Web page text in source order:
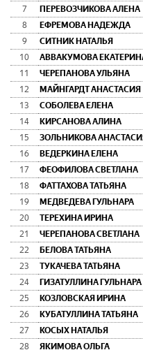
7
ПЕРЕВОЗЧИКОВА АЛЕНА
8
ЕФРЕМОВА НАДЕЖДА
9
СИТНИК НАТАЛЬЯ
10
АВВАКУМОВА
11
ЧЕРЕПАНОВА УЛЬЯНА
12
МАЙНГАРДТ АНАСТАСИЯ
13
СОБОЛЕВА ЕЛЕНА
14
КИРСАНОВА АЛИНА
15
ЗОЛЬНИКОВА
16
ВЕДЕРКИНА ЕЛЕНА
17
ФЕОФИЛОВА СВЕТЛАНА
18
ФАТТАХОВА ТАТЬЯНА
19
МЕДВЕДЕВА ГУЛЬНАРА
20
ТЕРЕХИНА ИРИНА
21
ЧЕРЕПАНОВА СВЕТЛАНА
22
БЕЛОВА ТАТЬЯНА
23
ТУКАЧЕВА ТАТЬЯНА
24
ГИЗАТУЛЛИНА ГУЛЬНАРА
25
КОЗЛОВСКАЯ ИРИНА
26
КУБАТУЛЛИНА ТАТЬЯНА
27
КОСЫХ НАТАЛЬЯ
28
ЯКИМОВА ОЛЬГА